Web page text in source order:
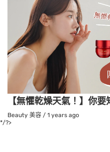
【無懼乾燥天氣！】你
Beauty 美容 / 1 years ago
*/?>